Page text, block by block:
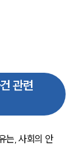
관련
는, 사회의 안